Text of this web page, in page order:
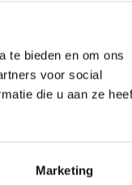
te bieden en om ons
voor social
die u aan ze
Marketing